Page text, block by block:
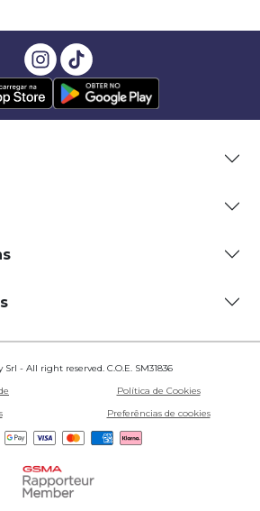
- All right reserved. C.O.E. SM31836
Política de Cookies
Preferências de cookies